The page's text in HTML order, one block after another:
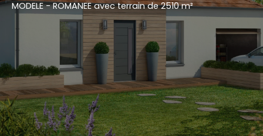
MODELE - ROMANEE avec terrain de 2510 m²